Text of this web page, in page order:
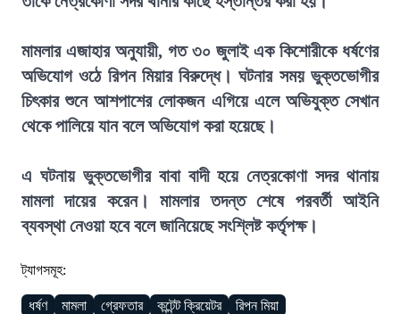
মামলার এজাহার অনুযায়ী, গত ৩০ জুলাই এক কিশোরীকে ধর্ষণের
অভিযোগ ওঠে রিপন মিয়ার বিরুদ্ধে। ঘটনার সময় ভুক্তভোগীর
চিৎকার শুনে আশপাশের লোকজন এগিয়ে এলে অভিযুক্ত সেখান
থেকে পালিয়ে যান বলে অভিযোগ করা হয়েছে।
এ ঘটনায় ভুক্তভোগীর বাবা বাদী হয়ে নেত্রকোণা সদর থানায়
মামলা দায়ের করেন। মামলার তদন্ত শেষে পরবর্তী আইনি
ব্যবস্থা নেওয়া হবে বলে জানিয়েছে সংশ্লিষ্ট কর্তৃপক্ষ।
ট্যাগসমূহ:
ধর্ষণ মামলা গ্রেফতার কন্টেন্ট ক্রিয়েটর রিপন মিয়া